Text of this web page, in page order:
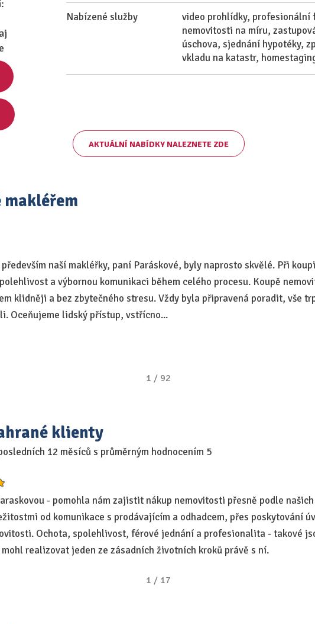
Nabízené služby
video prohlídky, profesionální
nemovitosti na míru,
úschova, sjednání hypotéky,
vkladu na katastr,
AKTUÁLNÍ NABÍDKY NALEZNETE ZDE
makléřem
naší makléřky, paní Paráskové, byly naprosto skvělé. Při
a výbornou komunikaci během celého procesu. Koupě
klidněji a bez zbytečného stresu. Vždy byla připravená poradit, vše
Oceňujeme lidský přístup, vstřícno...
1 / 92
klienty
12 měsíců s průměrným hodnocením 5
- pomohla nám zajistit nákup nemovitosti přesně podle
od komunikace s prodávajícím a odhadcem, přes poskytování
Ochota, spolehlivost, férové jednání a profesionalita - takové
realizovat jeden ze zásadních životních kroků právě s ní.
1 / 17